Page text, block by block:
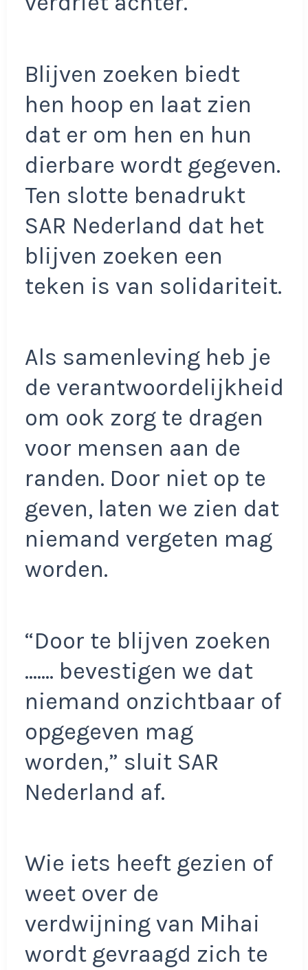
Blijven zoeken biedt
hen hoop en laat zien
dat er om hen en hun
dierbare wordt gegeven.
Ten slotte benadrukt
SAR Nederland dat het
blijven zoeken een
teken is van solidariteit.
Als samenleving heb je
de verantwoordelijkheid
om ook zorg te dragen
voor mensen aan de
randen. Door niet op te
geven, laten we zien dat
niemand vergeten mag
worden.
“Door te blijven zoeken
……. bevestigen we dat
niemand onzichtbaar of
opgegeven mag
worden,” sluit SAR
Nederland af.
Wie iets heeft gezien of
weet over de
verdwijning van Mihai
wordt gevraagd zich te